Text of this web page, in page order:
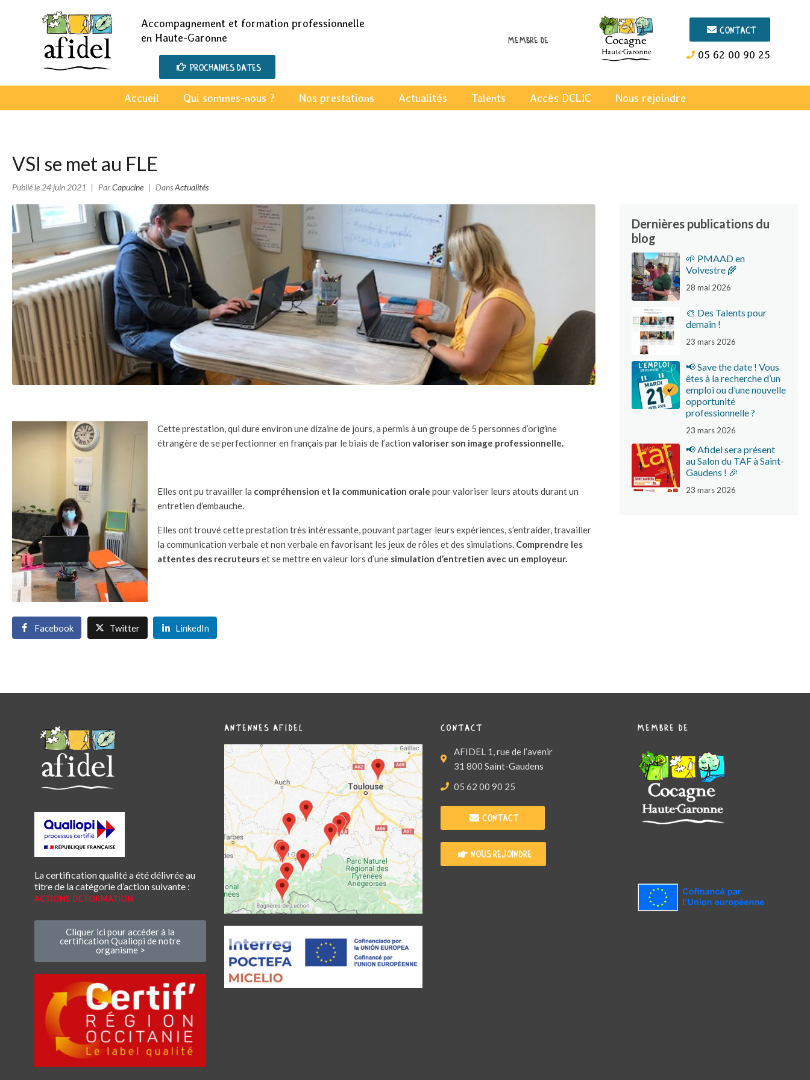
Accompagnement et formation professionnelle
en Haute-Garonne
Prochaines dates
Membre de
Contact
05 62 00 90 25
Accueil Qui sommes-nous ? Nos prestations Actualités Talents Accès DCLIC Nous rejoindre
VSI se met au FLE
Publié le 24 juin 2021 ParCapucine DansActualités
Cette prestation, qui dure environ une dizaine de jours, a permis à un groupe de 5 personnes d’origine
étrangère de se perfectionner en français par le biais de l’action valoriser son image professionnelle.
Elles ont pu travailler la compréhension et la communication orale pour valoriser leurs atouts durant un
entretien d’embauche.
Elles ont trouvé cette prestation très intéressante, pouvant partager leurs expériences, s’entraider, travailler
la communication verbale et non verbale en favorisant les jeux de rôles et des simulations. Comprendre les
attentes des recruteurset se mettre en valeur lors d’une simulation d’entretien avec un employeur.
Facebook Twitter LinkedIn
Dernières publications du
blog
🌱 PMAAD en
Volvestre 🌾
28 mai 2026
🎨 Des Talents pour
demain !
23 mars 2026
📢 Save the date ! Vous
êtes à la recherche d’un
emploi ou d’une nouvelle
opportunité
professionnelle ?
23 mars 2026
📢 Afidel sera présent
au Salon du TAF à Saint-
Gaudens ! 🎉
23 mars 2026
La certification qualité a été délivrée au
titre de la catégorie d’action suivante :
ACTIONS DE FORMATION
Cliquer ici pour accéder à la
certification Qualiopi de notre
organisme >
ANTENNES AFIDEL CONTACT
AFIDEL 1, rue de l’avenir
31 800 Saint-Gaudens
05 62 00 90 25
Contact
Nous rejoindre
MEMBRE DE